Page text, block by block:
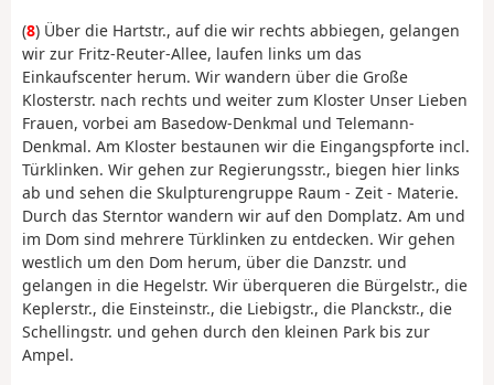
(8) Über die Hartstr., auf die wir rechts abbiegen, gelangen
wir zur Fritz-Reuter-Allee, laufen links um das
Einkaufscenter herum. Wir wandern über die Große
Klosterstr. nach rechts und weiter zum Kloster Unser Lieben
Frauen, vorbei am Basedow-Denkmal und Telemann-
Denkmal. Am Kloster bestaunen wir die Eingangspforte incl.
Türklinken. Wir gehen zur Regierungsstr., biegen hier links
ab und sehen die Skulpturengruppe Raum - Zeit - Materie.
Durch das Sterntor wandern wir auf den Domplatz. Am und
im Dom sind mehrere Türklinken zu entdecken. Wir gehen
westlich um den Dom herum, über die Danzstr. und
gelangen in die Hegelstr. Wir überqueren die Bürgelstr., die
Keplerstr., die Einsteinstr., die Liebigstr., die Planckstr., die
Schellingstr. und gehen durch den kleinen Park bis zur
Ampel.